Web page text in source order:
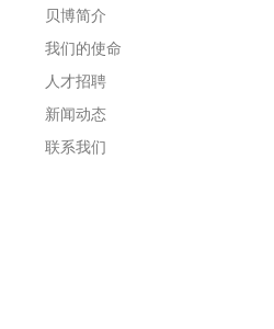
贝博简介
我们的使命
人才招聘
新闻动态
联系我们